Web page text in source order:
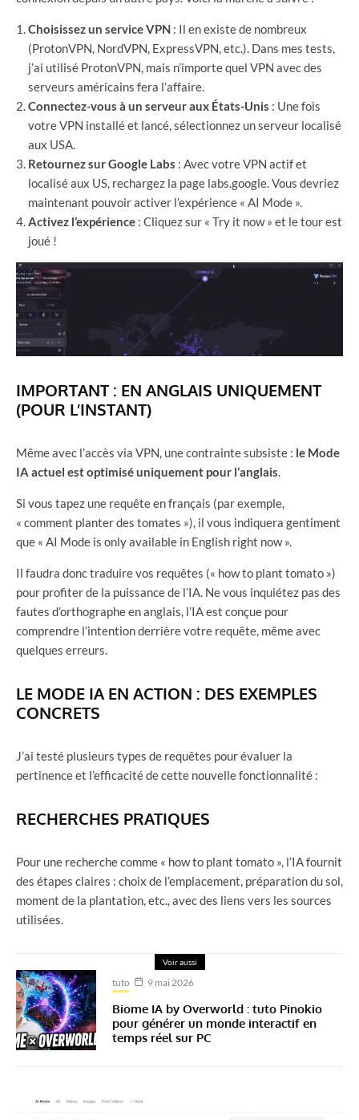
Choisissez un service VPN : Il en existe de nombreux
(ProtonVPN, NordVPN, ExpressVPN, etc.). Dans mes tests,
j’ai utilisé ProtonVPN, mais n’importe quel VPN avec des
serveurs américains fera l’affaire.
Connectez-vous à un serveur aux États-Unis : Une fois
votre VPN installé et lancé, sélectionnez un serveur localisé
aux USA.
Retournez sur Google Labs : Avec votre VPN actif et
localisé aux US, rechargez la page labs.google. Vous devriez
maintenant pouvoir activer l’expérience « AI Mode ».
Activez l’expérience : Cliquez sur « Try it now » et le tour est
joué !
IMPORTANT : EN ANGLAIS UNIQUEMENT
(POUR L’INSTANT)
Même avec l’accès via VPN, une contrainte subsiste : le Mode
IA actuel est optimisé uniquement pour l’anglais.
Si vous tapez une requête en français (par exemple,
« comment planter des tomates »), il vous indiquera gentiment
que « AI Mode is only available in English right now ».
Il faudra donc traduire vos requêtes (« how to plant tomato »)
pour profiter de la puissance de l’IA. Ne vous inquiétez pas des
fautes d’orthographe en anglais, l’IA est conçue pour
comprendre l’intention derrière votre requête, même avec
quelques erreurs.
LE MODE IA EN ACTION : DES EXEMPLES
CONCRETS
J’ai testé plusieurs types de requêtes pour évaluer la
pertinence et l’efficacité de cette nouvelle fonctionnalité :
RECHERCHES PRATIQUES
Pour une recherche comme « how to plant tomato », l’IA fournit
des étapes claires : choix de l’emplacement, préparation du sol,
moment de la plantation, etc., avec des liens vers les sources
utilisées.
Voir aussi
tuto 9 mai 2026
Biome IA by Overworld : tuto Pinokio
pour générer un monde interactif en
temps réel sur PC